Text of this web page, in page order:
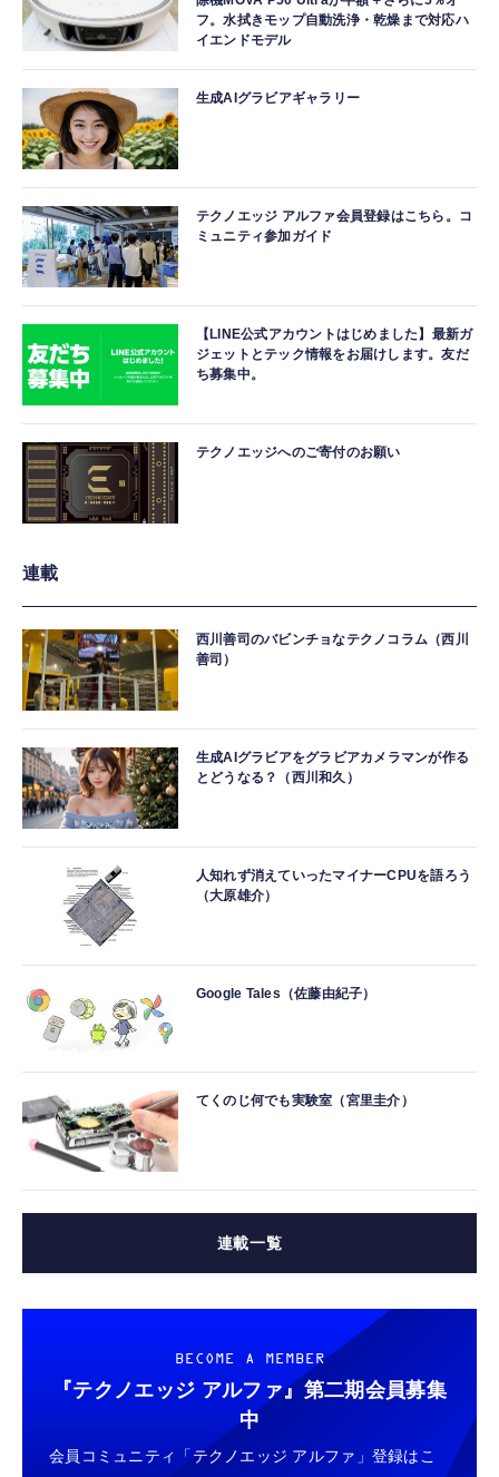
フ。水拭きモップ自動洗浄・乾燥まで対応ハ
イエンドモデル
生成AIグラビアギャラリー
テクノエッジ アルファ会員登録はこちら。コ
ミュニティ参加ガイド
【LINE公式アカウントはじめました】最新ガ
ジェットとテック情報をお届けします。友だ
ち募集中。
テクノエッジへのご寄付のお願い
連載
西川善司のバビンチョなテクノコラム（西川
善司）
生成AIグラビアをグラビアカメラマンが作る
とどうなる？（西川和久）
人知れず消えていったマイナーCPUを語ろう
（大原雄介）
Google Tales（佐藤由紀子）
てくのじ何でも実験室（宮里圭介）
連載一覧
BECOME A MEMBER
『テクノエッジ アルファ』 第二期会員募集
中
会員コミュニティ「テクノエッジ アルファ」登録はこ